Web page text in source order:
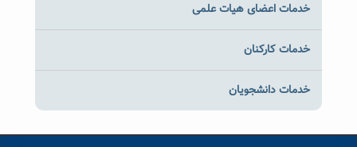
خدمات اعضای هیات علمی
خدمات کارکنان
خدمات دانشجویان